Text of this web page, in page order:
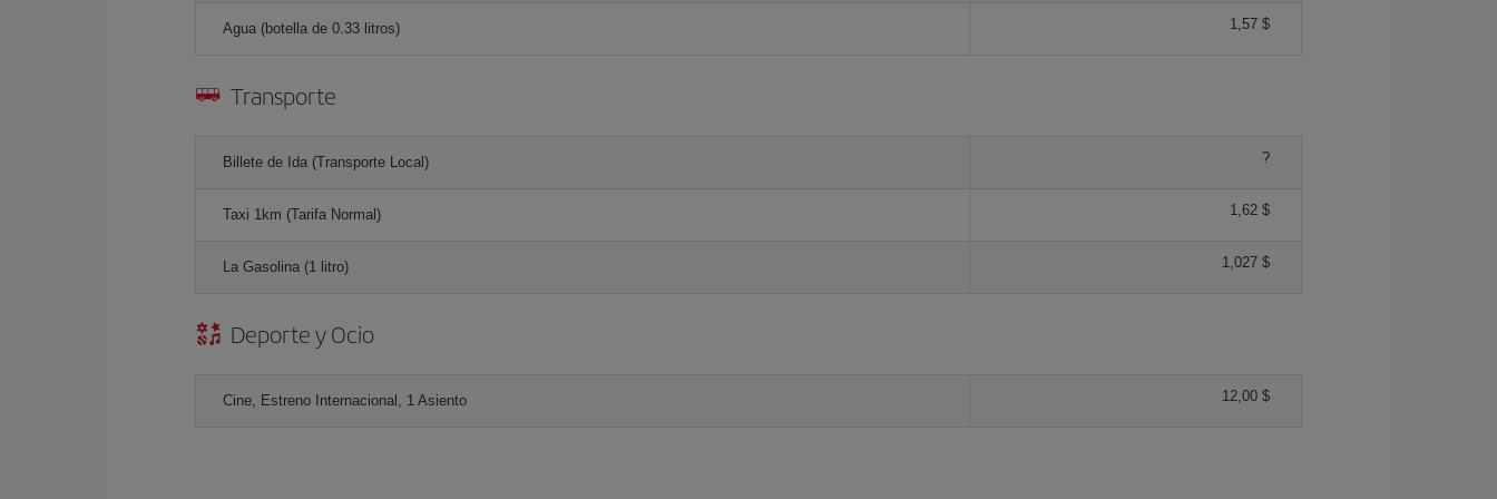
Agua (botella de 0.33 litros) 1,57 $
Transporte
Billete de Ida (Transporte Local) ?
Taxi 1km (Tarifa Normal) 1,62 $
La Gasolina (1 litro) 1,027 $
Deporte y Ocio
Cine, Estreno Internacional, 1 Asiento 12,00 $